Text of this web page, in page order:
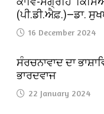
(ਪੀ.ਡੀ.ਐਫ਼.)—ਡਾ.
16 December 2024
ਸੰਰਚਨਾਵਾਦ ਦਾ
ਭਾਰਦਵਾਜ
22 January 2024